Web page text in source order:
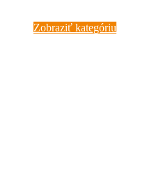
Zobraziť kategóriu